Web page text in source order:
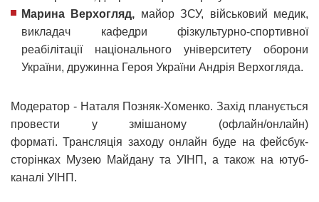
Марина Верхогляд, майор ЗСУ, військовий медик,
викладач кафедри фізкультурно-спортивної
реабілітації національного університету оборони
України, дружинна Героя України Андрія Верхогляда.
Модератор - Наталя Позняк-Хоменко. Захід планується
провести у змішаному (офлайн/онлайн)
форматі. Трансляція заходу онлайн буде на фейсбук-
сторінках Музею Майдану та УІНП, а також на ютуб-
каналі УІНП.